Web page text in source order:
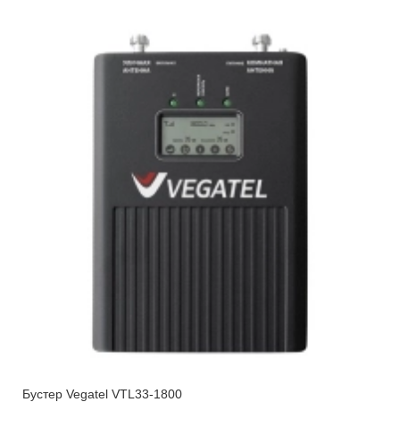
Бустер Vegatel VTL33-1800